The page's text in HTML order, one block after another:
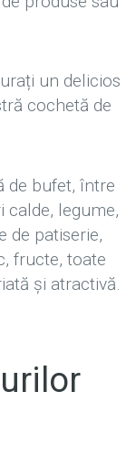
un delicios
cochetă de
de bufet, între
calde, legume,
de patiserie,
fructe, toate
și atractivă.